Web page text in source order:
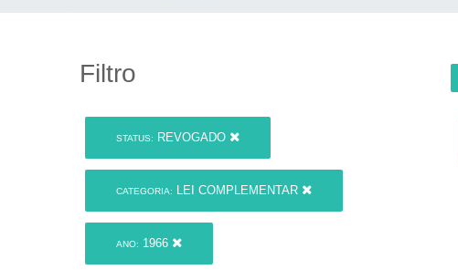
Filtro
STATUS: REVOGADO
CATEGORIA: LEI COMPLEMENTAR
ANO: 1966